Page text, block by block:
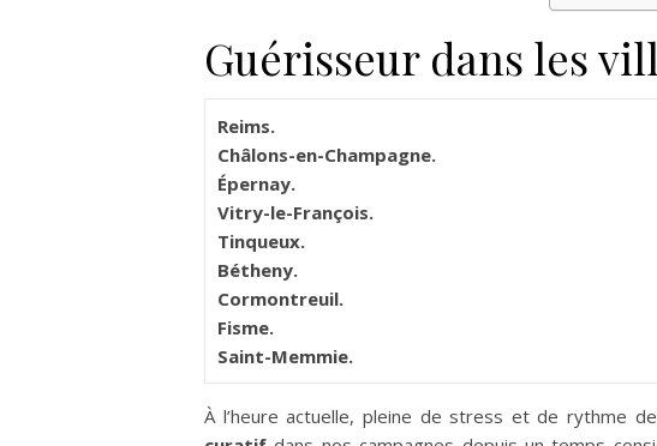
Guérisseur dans les
Reims.
Châlons-en-Champagne.
Épernay.
Vitry-le-François.
Tinqueux.
Bétheny.
Cormontreuil.
Fisme.
Saint-Memmie.
À l’heure actuelle, pleine de stress et de rythme